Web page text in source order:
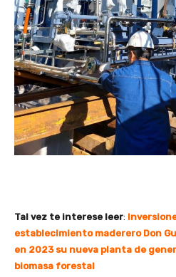
Tal vez te interese leer:
establecimiento maderero Don
en 2023 su nueva planta de
biomasa forestal